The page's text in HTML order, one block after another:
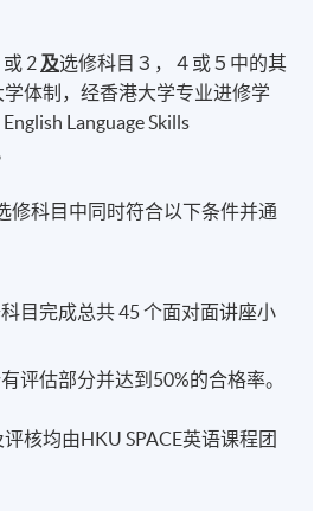
2 及选修科目３，４或５中的其
体制，经香港大学专业进修学
Language Skills
修科目中同时符合以下条件并通
目完成总共 45 个面对面讲座小
评估部分并达到50%的合格率。
核均由HKU SPACE英语课程团